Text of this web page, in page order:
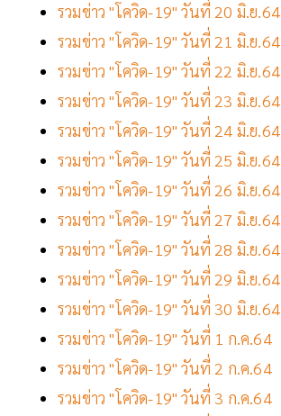
รวมข่าว "โควิด-19" วันที่ 20 มิ.ย.64
รวมข่าว "โควิด-19" วันที่ 21 มิ.ย.64
รวมข่าว "โควิด-19" วันที่ 22 มิ.ย.64
รวมข่าว "โควิด-19" วันที่ 23 มิ.ย.64
รวมข่าว "โควิด-19" วันที่ 24 มิ.ย.64
รวมข่าว "โควิด-19" วันที่ 25 มิ.ย.64
รวมข่าว "โควิด-19" วันที่ 26 มิ.ย.64
รวมข่าว "โควิด-19" วันที่ 27 มิ.ย.64
รวมข่าว "โควิด-19" วันที่ 28 มิ.ย.64
รวมข่าว "โควิด-19" วันที่ 29 มิ.ย.64
รวมข่าว "โควิด-19" วันที่ 30 มิ.ย.64
รวมข่าว "โควิด-19" วันที่ 1 ก.ค.64
รวมข่าว "โควิด-19" วันที่ 2 ก.ค.64
รวมข่าว "โควิด-19" วันที่ 3 ก.ค.64